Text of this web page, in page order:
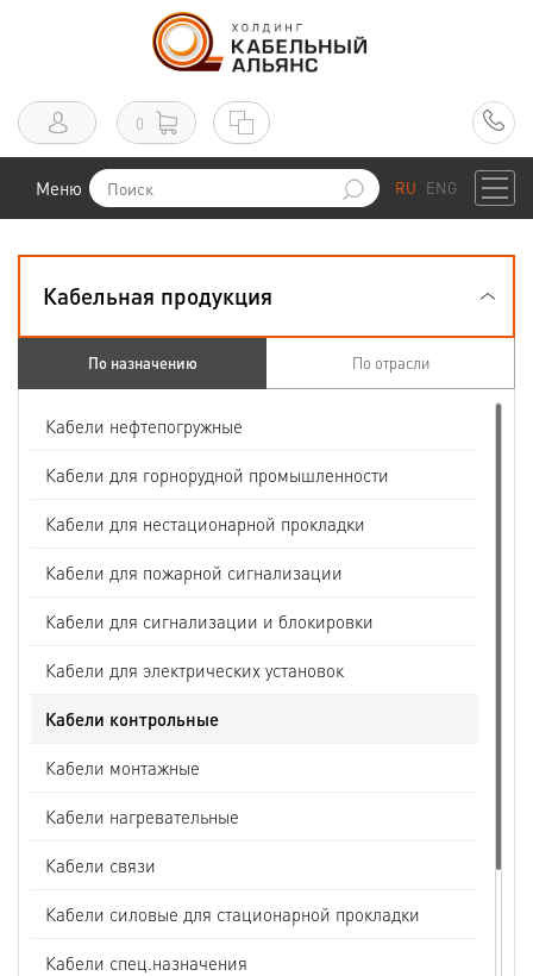
0
Меню RU ENG
Кабельная продукция
По назначению По отрасли
Кабели нефтепогружные
Кабели для горнорудной промышленности
Кабели для нестационарной прокладки
Кабели для пожарной сигнализации
Кабели для сигнализации и блокировки
Кабели для электрических установок
Кабели контрольные
Кабели монтажные
Кабели нагревательные
Кабели связи
Кабели силовые для стационарной прокладки
Кабели спец.назначения